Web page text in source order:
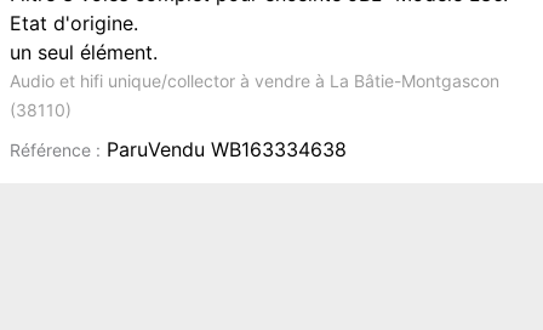
Etat d'origine.
un seul élément.
Audio et hifi unique/collector à vendre à La Bâtie-Montgascon
(38110)
Référence : ParuVendu WB163334638